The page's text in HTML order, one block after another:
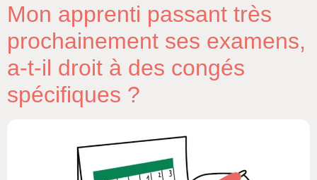
Mon apprenti passant très
prochainement ses examens,
a-t-il droit à des congés
spécifiques ?